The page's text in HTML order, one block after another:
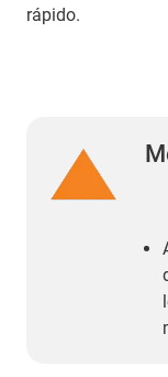
rápido.